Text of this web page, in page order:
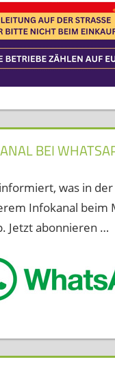
BEI
was in der
Infokanal beim
Jetzt abonnieren …